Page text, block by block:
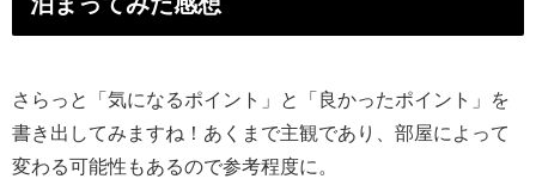
さらっと「気になるポイント」と「良かったポイント」を
書き出してみますね！あくまで主観であり、部屋によって
変わる可能性もあるので参考程度に。